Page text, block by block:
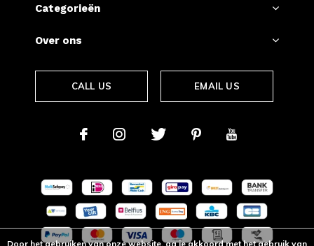
Categorieën
Over ons
CALL US EMAIL US
Door het gebruiken van onze website, ga je akkoord met het gebruik van